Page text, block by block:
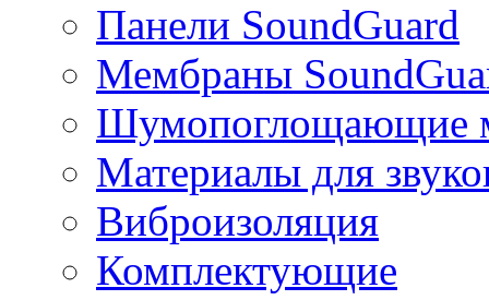
Панели SoundGuard
Мембраны
Шумопоглощающие
Материалы для
Виброизоляция
Комплектующие